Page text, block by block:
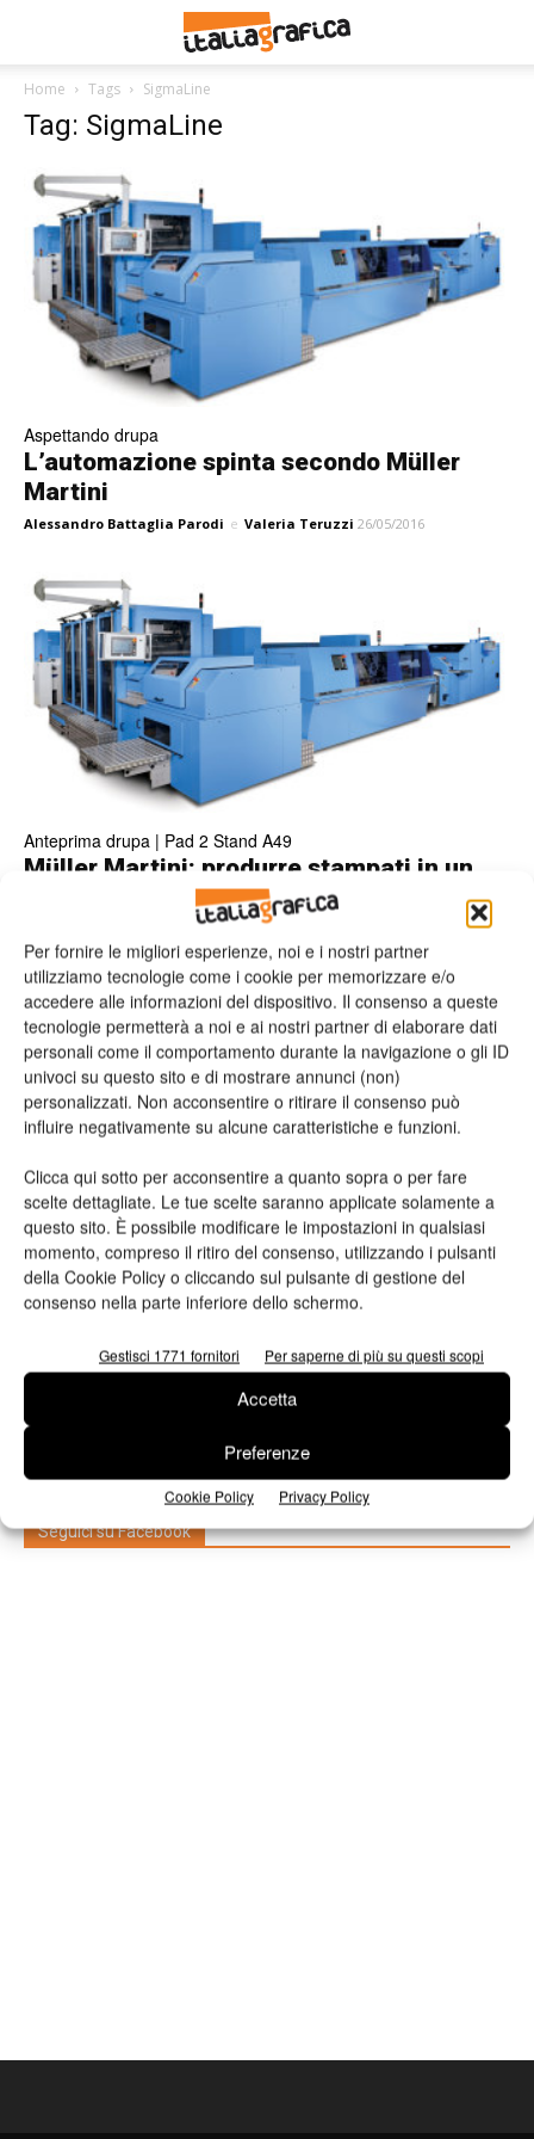
Per fornire le migliori esperienze, noi e i nostri partner
utilizziamo tecnologie come i cookie per memorizzare e/o
accedere alle informazioni del dispositivo. Il consenso a queste
tecnologie permetterà a noi e ai nostri partner di elaborare dati
personali come il comportamento durante la navigazione o gli ID
univoci su questo sito e di mostrare annunci (non)
personalizzati. Non acconsentire o ritirare il consenso può
influire negativamente su alcune caratteristiche e funzioni.
Clicca qui sotto per acconsentire a quanto sopra o per fare
scelte dettagliate. Le tue scelte saranno applicate solamente a
questo sito. È possibile modificare le impostazioni in qualsiasi
momento, compreso il ritiro del consenso, utilizzando i pulsanti
della Cookie Policy o cliccando sul pulsante di gestione del
consenso nella parte inferiore dello schermo.
Gestisci 1771 fornitori Per saperne di più su questi scopi
Accetta
Preferenze
Cookie Policy Privacy Policy
Home Tags SigmaLine
Tag: SigmaLine
Aspettando drupa
L’automazione spinta secondo Müller
Martini
Alessandro Battaglia Parodi e Valeria Teruzzi 26/05/2016
Anteprima drupa | Pad 2 Stand A49
Müller Martini: produrre stampati in un
solo passaggio senza interventi manuali
14/04/2016
Leggi la rivista
Seguici su Facebook